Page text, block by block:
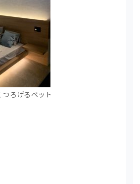
ろげるベット